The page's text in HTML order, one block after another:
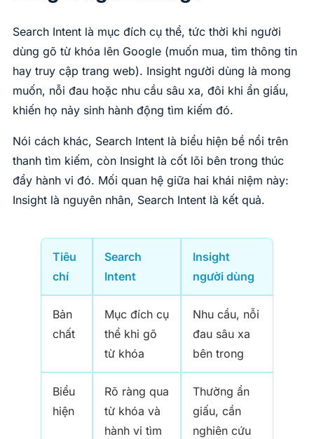
Search Intent là mục đích cụ thể, tức thời khi người
dùng gõ từ khóa lên Google (muốn mua, tìm thông tin
hay truy cập trang web). Insight người dùng là mong
muốn, nỗi đau hoặc nhu cầu sâu xa, đôi khi ẩn giấu,
khiến họ nảy sinh hành động tìm kiếm đó.
Nói cách khác, Search Intent là biểu hiện bề nổi trên
thanh tìm kiếm, còn Insight là cốt lõi bên trong thúc
đẩy hành vi đó. Mối quan hệ giữa hai khái niệm này:
Insight là nguyên nhân, Search Intent là kết quả.
Tiêu
chí
Search
Intent
Insight
người dùng
Bản
chất
Mục đích cụ
thể khi gõ
từ khóa
Nhu cầu, nỗi
đau sâu xa
bên trong
Biểu
hiện
Rõ ràng qua
từ khóa và
hành vi tìm
Thường ẩn
giấu, cần
nghiên cứu